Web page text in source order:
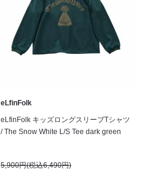
eLfinFolk
eLfinFolk キッズロングスリーブTシャツ
/ The Snow White L/S Tee dark green
5,900円(税込6,490円)